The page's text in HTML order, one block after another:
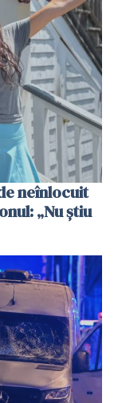
neînlocuit
„Nu știu